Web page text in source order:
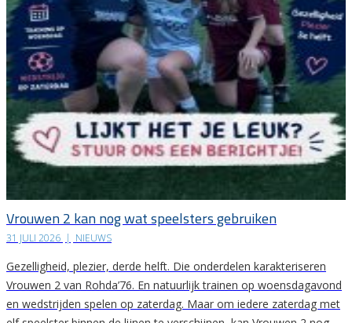
Vrouwen 2 kan nog wat speelsters gebruiken
31 JULI 2026 | NIEUWS
Gezelligheid, plezier, derde helft. Die onderdelen karakteriseren
Vrouwen 2 van Rohda’76. En natuurlijk trainen op woensdagavond
en wedstrijden spelen op zaterdag. Maar om iedere zaterdag met